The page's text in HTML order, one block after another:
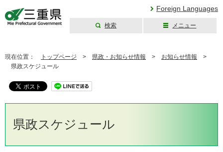
Foreign Languages
検索 メニュー
現在位置： トップページ > 県政・お知らせ情報 > お知らせ情報 >
県政スケジュール
県政スケジュール